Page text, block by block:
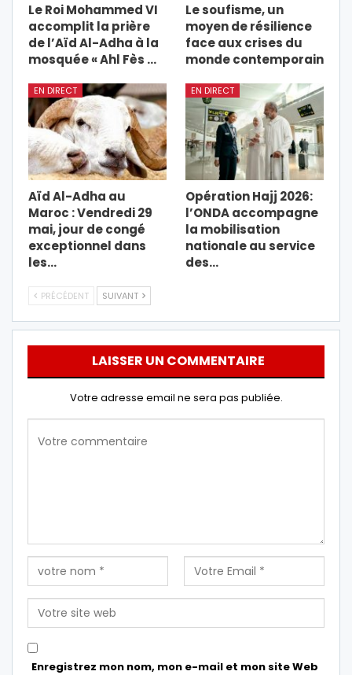
Le Roi Mohammed VI
accomplit la prière
de l’Aïd Al-Adha à la
mosquée « Ahl Fès …
Le soufisme, un
moyen de résilience
face aux crises du
monde contemporain
EN DIRECT
Aïd Al-Adha au
Maroc : Vendredi 29
mai, jour de congé
exceptionnel dans
les…
EN DIRECT
Opération Hajj 2026:
l’ONDA accompagne
la mobilisation
nationale au service
des…
PRÉCÉDENT SUIVANT
LAISSER UN COMMENTAIRE
Votre adresse email ne sera pas publiée.
Enregistrez mon nom, mon e-mail et mon site Web